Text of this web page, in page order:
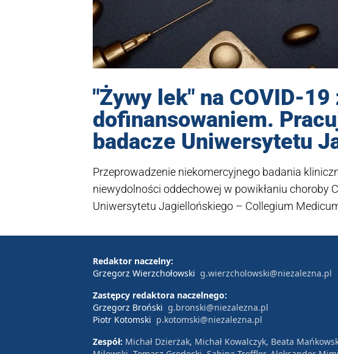
"Żywy lek" na COVID-19
dofinansowaniem.
badacze Uniwersytetu
Przeprowadzenie niekomercyjnego badania
niewydolności oddechowej w powikłaniu choroby
Uniwersytetu Jagiellońskiego – Collegium
Redaktor naczelny:
Grzegorz Wierzchołowski g.wierzcholowski@niezalezna.pl
Zastępcy redaktora naczelnego:
Grzegorz Broński g.bronski@niezalezna.pl
Piotr Kotomski p.kotomski@niezalezna.pl
Zespół: Michał Dzierżak, Michał Kowalczyk, Beata